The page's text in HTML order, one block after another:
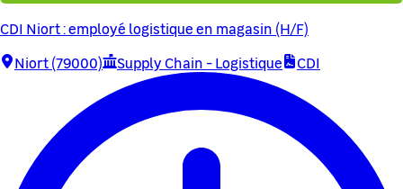
CDI Niort : employé logistique en magasin (H/F)
Niort (79000)
Supply Chain - Logistique CDI